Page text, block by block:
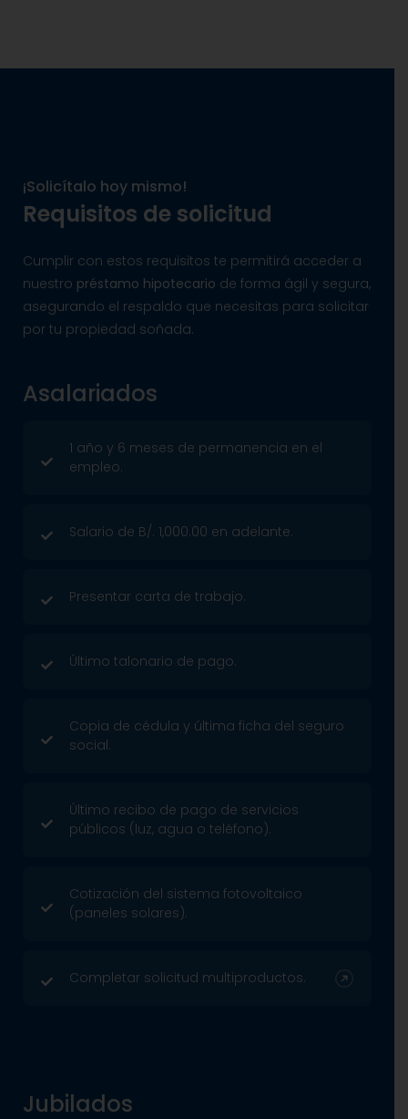
¡Solicítalo hoy mismo!
Requisitos de solicitud
Cumplir con estos requisitos te permitirá acceder a
nuestro préstamo hipotecario de forma ágil y segura,
asegurando el respaldo que necesitas para solicitar
por tu propiedad soñada.
Asalariados
1 año y 6 meses de permanencia en el
empleo.
Salario de B/. 1,000.00 en adelante.
Presentar carta de trabajo.
Último talonario de pago.
Copia de cédula y última ficha del seguro
social.
Último recibo de pago de servicios
públicos (luz, agua o teléfono).
Cotización del sistema fotovoltaico
(paneles solares).
Completar solicitud multiproductos.
Jubilados